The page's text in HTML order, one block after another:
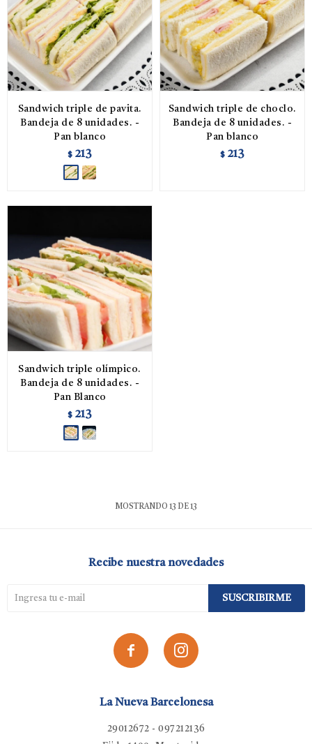
Sandwich triple de pavita.
Bandeja de 8 unidades. -
Pan blanco
$ 213
Sandwich triple de choclo.
Bandeja de 8 unidades. -
Pan blanco
$ 213
Sandwich triple olímpico.
Bandeja de 8 unidades. -
Pan Blanco
$ 213
MOSTRANDO 13 DE13
La Nueva Barcelonesa
29012672 - 097212136
Recibe nuestra novedades
SUSCRIBIRME
 